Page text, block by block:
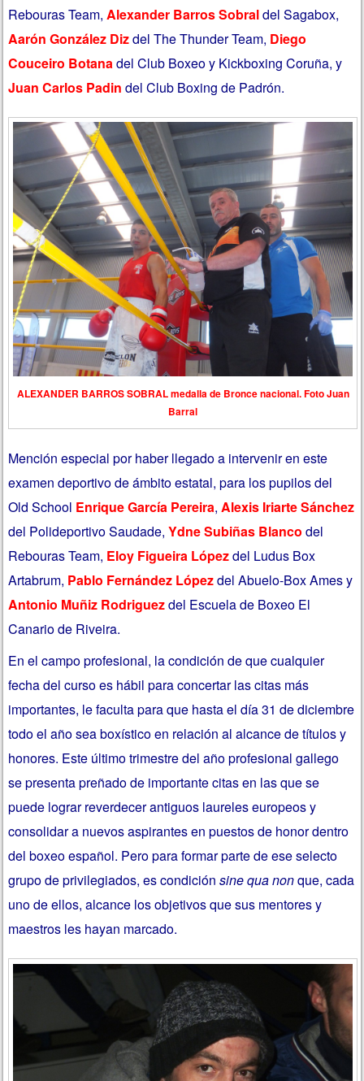
Rebouras Team, Alexander Barros Sobraldel Sagabox,
Aarón González Dizdel The Thunder Team, Diego
Couceiro Botana del Club Boxeo y Kickboxing Coruña, y
Juan Carlos Padin del Club Boxing de Padrón.
ALEXANDER BARROS SOBRAL medalla de Bronce nacional. Foto Juan
Barral
Mención especial por haber llegado a intervenir en este
examen deportivo de ámbito estatal, para los pupilos del
Old School Enrique García Pereira,Alexis Iriarte Sánchez
del Polideportivo Saudade,Ydne Subiñas Blanco del
Rebouras Team, Eloy Figueira Lópezdel Ludus Box
Artabrum, Pablo Fernández Lópezdel Abuelo-Box Ames y
Antonio Muñiz Rodriguezdel Escuela de Boxeo El
Canario de Riveira.
En el campo profesional, la condición de que cualquier
fecha del curso es hábil para concertar las citas más
importantes, le faculta para que hasta el día 31 de diciembre
todo el año sea boxístico en relación al alcance de títulos y
honores. Este último trimestre del año profesional gallego
se presenta preñado de importante citas en las que se
puede lograr reverdecer antiguos laureles europeos y
consolidar a nuevos aspirantes en puestos de honor dentro
del boxeo español. Pero para formar parte de ese selecto
grupo de privilegiados, es condiciónsine qua nonque, cada
uno de ellos, alcance los objetivos que sus mentores y
maestros les hayan marcado.